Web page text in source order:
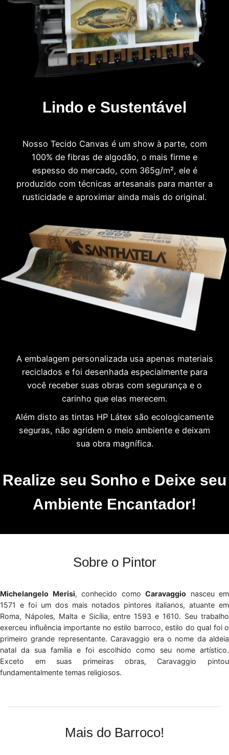
Lindo e Sustentável
Nosso Tecido Canvas é um show à parte, com
100% de fibras de algodão, o mais firme e
espesso do mercado, com 365g/m², ele é
produzido com técnicas artesanais para manter a
rusticidade e aproximar ainda mais do original.
A embalagem personalizada usa apenas materiais
reciclados e foi desenhada especialmente para
você receber suas obras com segurança e o
carinho que elas merecem.
Além disto as tintas HP Látex são ecologicamente
seguras, não agridem o meio ambiente e deixam
sua obra magnífica.
Realize seu Sonho e Deixe seu
Ambiente Encantador!
Sobre o Pintor
Michelangelo Merisi, conhecido como Caravaggio nasceu em
1571 e foi um dos mais notados pintores italianos, atuante em
Roma, Nápoles, Malta e Sicília, entre 1593 e 1610. Seu trabalho
exerceu influência importante no estilo barroco, estilo do qual foi o
primeiro grande representante. Caravaggio era o nome da aldeia
natal da sua família e foi escolhido como seu nome artístico.
Exceto em suas primeiras obras, Caravaggio pintou
fundamentalmente temas religiosos.
Mais do Barroco!